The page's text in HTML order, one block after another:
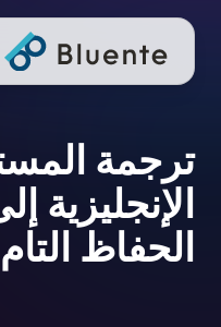
ترجمة
الإنجليزية
الحفاظ